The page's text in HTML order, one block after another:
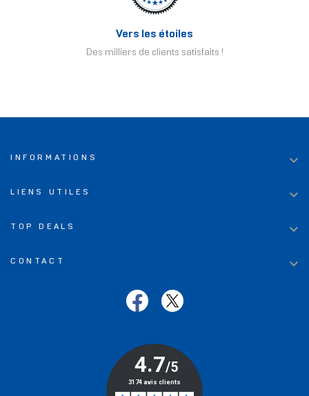
Vers les étoiles
Des milliers de clients satisfaits !
INFORMATIONS 
LIENS UTILES 
TOP DEALS 
CONTACT 